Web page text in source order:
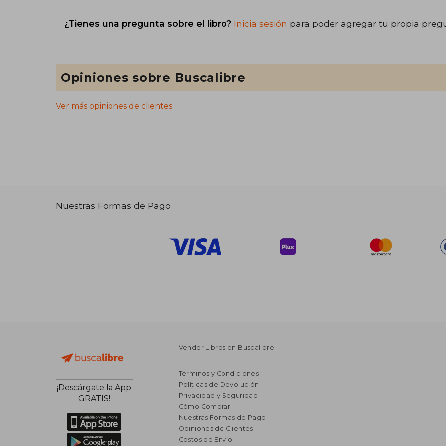
¿Tienes una pregunta sobre el libro? Inicia sesión para poder agregar tu propia
Opiniones sobre Buscalibre
Ver más opiniones de clientes
Nuestras Formas de Pago
¡Descárgate la App
GRATIS!
Vender Libros en Buscalibre
Términos y Condiciones
Políticas de Devolución
Privacidad y Seguridad
Cómo Comprar
Nuestras Formas de Pago
Opiniones de Clientes
Costos de Envío